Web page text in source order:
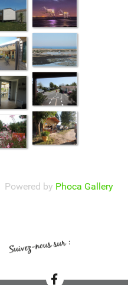
Powered by Phoca Gallery